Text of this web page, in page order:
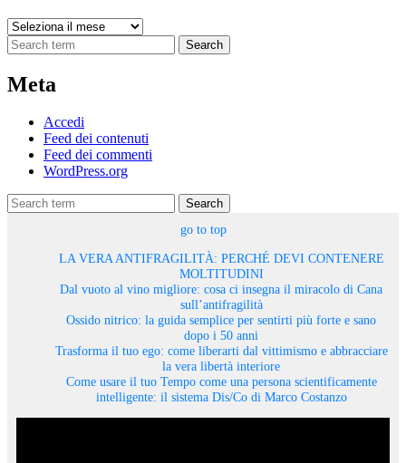
Archivi
Search
Meta
Accedi
Feed dei contenuti
Feed dei commenti
WordPress.org
Search
go to top
LA VERA ANTIFRAGILITÀ: PERCHÉ DEVI CONTENERE
MOLTITUDINI
Dal vuoto al vino migliore: cosa ci insegna il miracolo di Cana
sull’antifragilità
Ossido nitrico: la guida semplice per sentirti più forte e sano
dopo i 50 anni
Trasforma il tuo ego: come liberarti dal vittimismo e abbracciare
la vera libertà interiore
Come usare il tuo Tempo come una persona scientificamente
intelligente: il sistema Dis/Co di Marco Costanzo